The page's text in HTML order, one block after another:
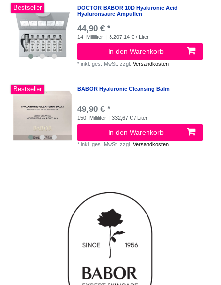
Bestseller
DOCTOR BABOR 10D Hyaluronic Acid
Hyaluronsäure Ampullen
44,90 € *
14 Milliliter | 3.207,14 € / Liter
In den Warenkorb
*inkl. ges. MwSt. zzgl.Versandkosten
Bestseller BABOR Hyaluronic Cleansing Balm
49,90 € *
150 Milliliter | 332,67 € / Liter
In den Warenkorb
*inkl. ges. MwSt. zzgl.Versandkosten